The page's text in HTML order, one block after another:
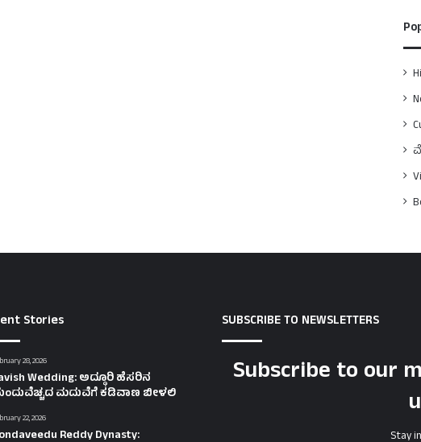
Stories
28, 2026
Wedding: ಅದ್ಧೂರಿ ಹೆಸರಿನ
ಮದುವೆಗೆ ಕಡಿವಾಣ ಬೀಳಲಿ
22, 2026
Reddy Dynasty:
SUBSCRIBE TO NEWSLETTERS
Subscribe to our
Stay